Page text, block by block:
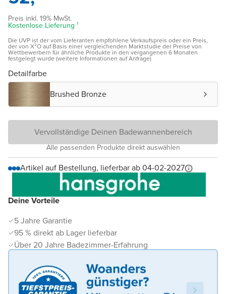
Deine Vorteile
5 Jahre Garantie
95 % direkt ab Lager lieferbar
Über 20 Jahre Badezimmer-Erfahrung
Preis inkl. 19% MwSt.
Kostenlose Lieferung ¹
Die UVP ist der vom Lieferanten empfohlene Verkaufspreis oder ein Preis,
der von X²O auf Basis einer vergleichenden Marktstudie der Preise von
Wettbewerbern für ähnliche Produkte in den vergangenen 6 Monaten
festgelegt wurde (weitere Informationen auf Anfrage)
Detailfarbe
Brushed Bronze
Vervollständige Deinen Badewannenbereich
Alle passenden Produkte direkt auswählen
Artikel auf Bestellung, lieferbar ab 04-02-2027